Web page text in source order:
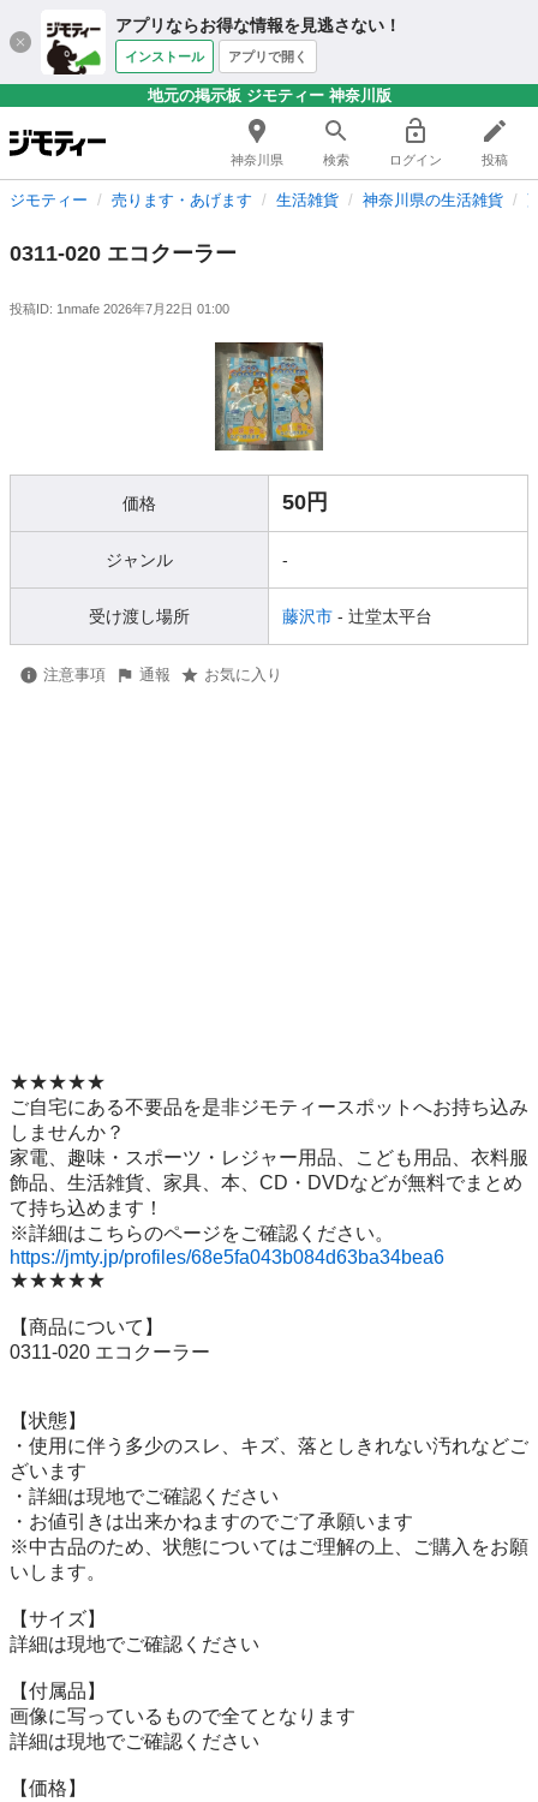
アプリならお得な情報を見逃さない！
インストール アプリで開く
地元の掲示板 ジモティー 神奈川版
神奈川県 検索 ログイン 投稿
ジモティー 売ります・あげます 生活雑貨 神奈川県の生活雑貨
0311-020 エコクーラー
投稿ID: 1nmafe 2026年7月22日 01:00
価格 50円
ジャンル -
受け渡し場所 藤沢市 - 辻堂太平台
注意事項 通報 お気に入り
★★★★★
ご自宅にある不要品を是非ジモティースポットへお持ち込み
しませんか？
家電、趣味・スポーツ・レジャー用品、こども用品、衣料服
飾品、生活雑貨、家具、本、CD・DVDなどが無料でまとめ
て持ち込めます！
https://jmty.jp/profiles/68e5fa043b084d63ba34bea6
★★★★★
【商品について】
0311-020 エコクーラー
【状態】
・使用に伴う多少のスレ、キズ、落としきれない汚れなどご
ざいます
・詳細は現地でご確認ください
・お値引きは出来かねますのでご了承願います
※中古品のため、状態についてはご理解の上、ご購入をお願
いします。
【サイズ】
詳細は現地でご確認ください
【付属品】
画像に写っているもので全てとなります
詳細は現地でご確認ください
【価格】